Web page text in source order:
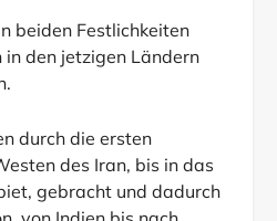
beiden Festlichkeiten
in den jetzigen Ländern
durch die ersten
des Iran, bis in das
gebracht und dadurch